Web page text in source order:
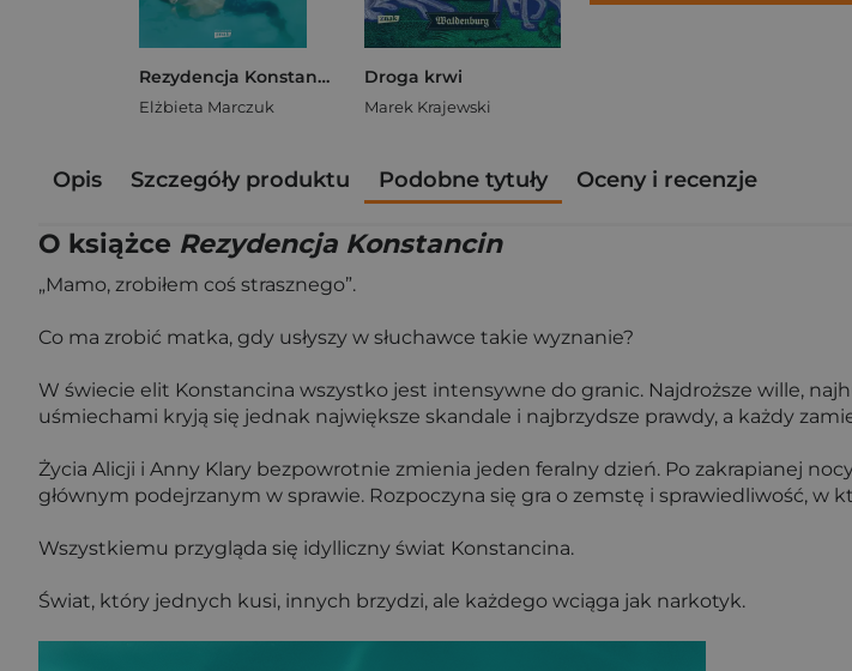
Rezydencja Konstancin
Elżbieta Marczuk
Droga krwi
Marek Krajewski
Opis Szczegóły produktu Podobne tytuły Oceny i recenzje
O książce Rezydencja Konstancin
„Mamo, zrobiłem coś strasznego”.
Co ma zrobić matka, gdy usłyszy w słuchawce takie wyznanie?
W świecie elit Konstancina wszystko jest intensywne do granic. Najdroższe wille,
uśmiechami kryją się jednak największe skandale i najbrzydsze prawdy, a każdy
Życia Alicji i Anny Klary bezpowrotnie zmienia jeden feralny dzień. Po zakrapianej
głównym podejrzanym w sprawie. Rozpoczyna się gra o zemstę i sprawiedliwość, w
Wszystkiemu przygląda się idylliczny świat Konstancina.
Świat, który jednych kusi, innych brzydzi, ale każdego wciąga jak narkotyk.